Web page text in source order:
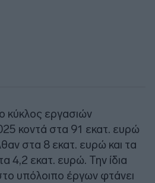
κύκλος εργασιών
κοντά στα 91 εκατ. ευρώ
στα 8 εκατ. ευρώ και τα
4,2 εκατ. ευρώ. Την ίδια
υπόλοιπο έργων φτάνει